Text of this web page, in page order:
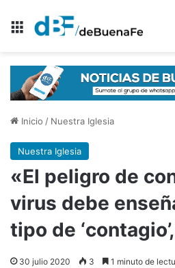
Menú
Inicio / Nuestra Iglesia
Nuestra Iglesia
«El peligro de
virus debe
tipo de
30 julio 2020 3 1 minuto de